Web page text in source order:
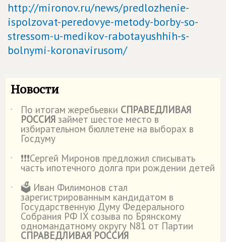
http://mironov.ru/news/predlozhenie-
ispolzovat-peredovye-metody-borby-so-
stressom-u-medikov-rabotayushhih-s-
bolnymi-koronavirusom/
Новости
˙ По итогам жеребьевки СПРАВЕДЛИВАЯ
РОССИЯ займет шестое место в
избирательном бюллетене на выборах в
Госдуму
˙
❗️❗️❗️Сергей Миронов предложил списывать
часть ипотечного долга при рождении детей
˙
🗳️ Иван Филимонов стал
зарегистрированным кандидатом в
Государственную Думу Федерального
Собрания РФ IX созыва по Брянскому
одномандатному округу N81 от Партии
СПРАВЕДЛИВАЯ РОССИЯ